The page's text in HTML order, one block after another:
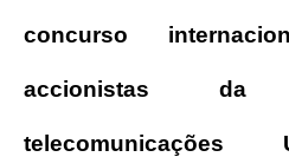
concurso
accionistas
telecomunicações